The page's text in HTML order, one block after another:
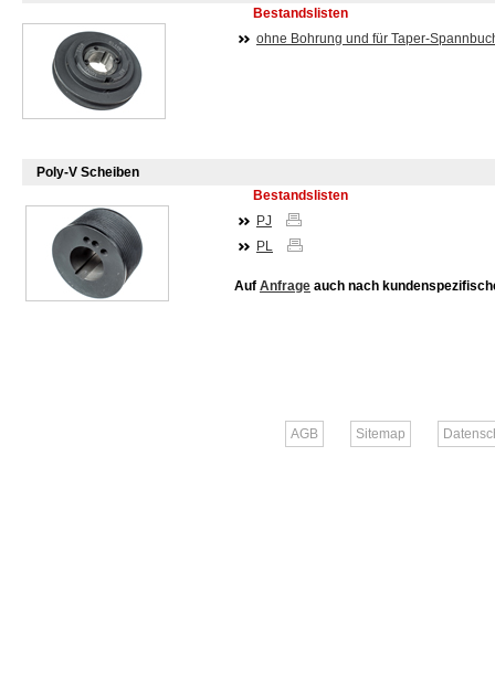
Bestandslisten
ohne Bohrung und für Taper-
Poly-V Scheiben
Bestandslisten
PJ
PL
Auf Anfrage auch nach
AGB Sitemap